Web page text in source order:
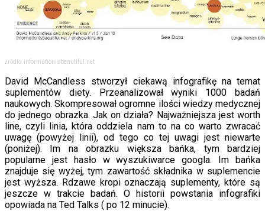
źródło: informationisbeautiful.net
David McCandless stworzył ciekawą infografikę na temat
suplementów diety. Przeanalizował wyniki 1000 badań
naukowych. Skompresował ogromne ilości wiedzy medycznej
do jednego obrazka. Jak on działa? Najważniejsza jest worth
line, czyli linia, która oddziela nam to na co warto zwracać
uwagę (powyżej linii), od tego co tej uwagi jest niewarte
(poniżej). Im na obrazku większa bańka, tym bardziej
popularne jest hasło w wyszukiwarce googla. Im bańka
znajduje się wyżej, tym zawartość składnika w suplemencie
jest wyższa. Rdzawe kropi oznaczają suplementy, które są
jeszcze w trakcie badań. O historii powstania infografiki
opowiada na Ted Talks ( po 12 minucie).